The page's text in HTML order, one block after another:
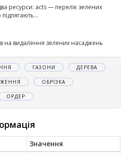
ресурси: acts — перелік зелених
на видалення зелених насаджень
ГАЗОНИ ДЕРЕВА
ОБРІЗКА
ОРДЕР
Значення